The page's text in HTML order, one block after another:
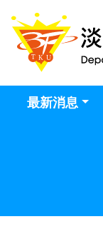
最新消息